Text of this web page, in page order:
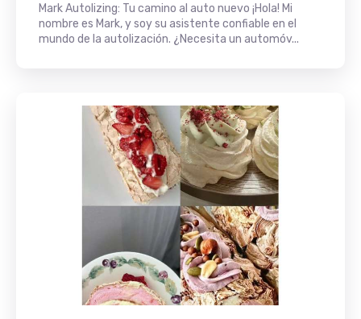
Mark Autolizing: Tu camino al auto nuevo ¡Hola! Mi
nombre es Mark, y soy su asistente confiable en el
mundo de la autolización. ¿Necesita un automóv...